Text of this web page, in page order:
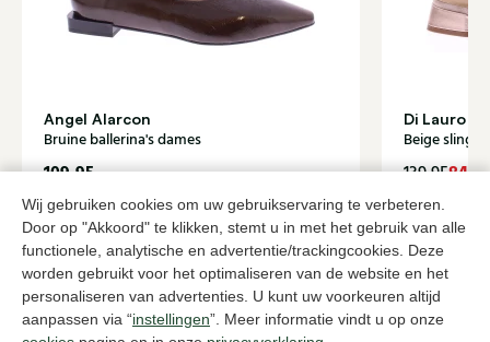
Wij gebruiken cookies om uw gebruikservaring te verbeteren.
Door op "Akkoord" te klikken, stemt u in met het gebruik van alle
functionele, analytische en advertentie/trackingcookies. Deze
worden gebruikt voor het optimaliseren van de website en het
personaliseren van advertenties. U kunt uw voorkeuren altijd
aanpassen via “instellingen”. Meer informatie vindt u op onze
Angel Alarcon
Bruine ballerina's dames
109,95
Di Lauro
Beige
139,95
Naar alle producten